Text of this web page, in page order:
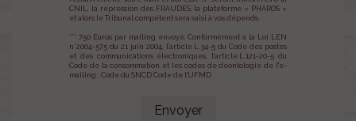
CNIL, la répression des FRAUDES, la plateforme « PHAROS »
et alors le Tribunal compétent sera saisi à vos dépends.
*** 750 Euros par mailing envoyé, Conformément à la Loi LEN
n°2004-575 du 21 juin 2004, l'article L.34-5 du Code des postes
et des communications électroniques, l'article.L.121-20-5 du
Code de la consommation et les codes de déontologie de l'e-
mailing : Code du SNCD Code de l'UFMD
Envoyer